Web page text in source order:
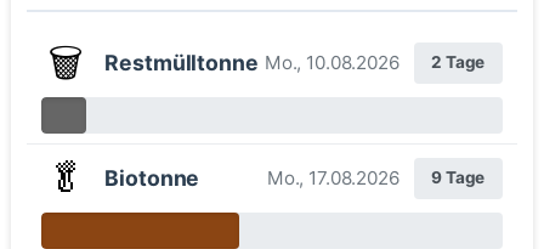
🗑️ Restmülltonne Mo., 10.08.2026 2 Tage
🥬 Biotonne Mo., 17.08.2026 9 Tage